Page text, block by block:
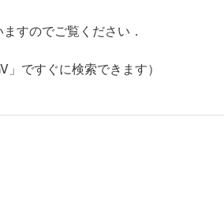
すのでご覧ください．
ですぐに検索できます）